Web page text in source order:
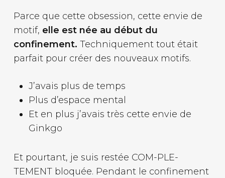
Parce que cette obsession, cette envie de
motif, elle est née au début du
confinement. Techniquement tout était
parfait pour créer des nouveaux motifs.
J’avais plus de temps
Plus d’espace mental
Et en plus j’avais très cette envie de
Ginkgo
Et pourtant, je suis restée COM-PLE-
TEMENT bloquée. Pendant le confinement